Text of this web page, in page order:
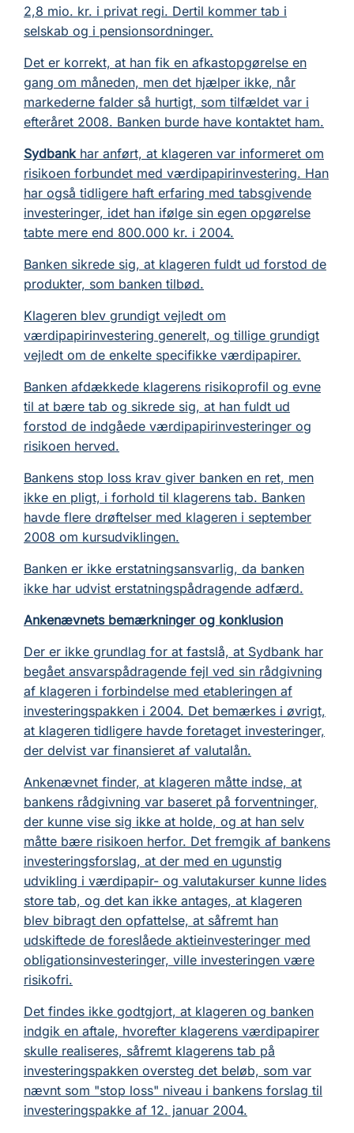
2,8 mio. kr. i privat regi. Dertil kommer tab i
selskab og i pensionsordninger.
Det er korrekt, at han fik en afkastopgørelse en
gang om måneden, men det hjælper ikke, når
markederne falder så hurtigt, som tilfældet var i
efteråret 2008. Banken burde have kontaktet ham.
Sydbankhar anført, at klageren var informeret om
risikoen forbundet med værdipapirinvestering. Han
har også tidligere haft erfaring med tabsgivende
investeringer, idet han ifølge sin egen opgørelse
tabte mere end 800.000 kr. i 2004.
Banken sikrede sig, at klageren fuldt ud forstod de
produkter, som banken tilbød.
Klageren blev grundigt vejledt om
værdipapirinvestering generelt, og tillige grundigt
vejledt om de enkelte specifikke værdipapirer.
Banken afdækkede klagerens risikoprofil og evne
til at bære tab og sikrede sig, at han fuldt ud
forstod de indgåede værdipapirinvesteringer og
risikoen herved.
Bankens stop loss krav giver banken en ret, men
ikke en pligt, i forhold til klagerens tab. Banken
havde flere drøftelser med klageren i september
2008 om kursudviklingen.
Banken er ikke erstatningsansvarlig, da banken
ikke har udvist erstatningspådragende adfærd.
Ankenævnets bemærkninger og konklusion
Der er ikke grundlag for at fastslå, at Sydbank har
begået ansvarspådragende fejl ved sin rådgivning
af klageren i forbindelse med etableringen af
investeringspakken i 2004. Det bemærkes i øvrigt,
at klageren tidligere havde foretaget investeringer,
der delvist var finansieret af valutalån.
Ankenævnet finder, at klageren måtte indse, at
bankens rådgivning var baseret på forventninger,
der kunne vise sig ikke at holde, og at han selv
måtte bære risikoen herfor. Det fremgik af bankens
investeringsforslag, at der med en ugunstig
udvikling i værdipapir- og valutakurser kunne lides
store tab, og det kan ikke antages, at klageren
blev bibragt den opfattelse, at såfremt han
udskiftede de foreslåede aktieinvesteringer med
obligationsinvesteringer, ville investeringen være
risikofri.
Det findes ikke godtgjort, at klageren og banken
indgik en aftale, hvorefter klagerens værdipapirer
skulle realiseres, såfremt klagerens tab på
investeringspakken oversteg det beløb, som var
nævnt som "stop loss" niveau i bankens forslag til
investeringspakke af 12. januar 2004.